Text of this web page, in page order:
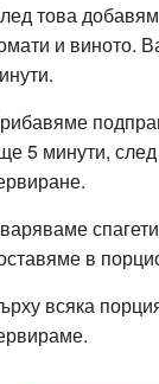
това
и виното.
5 минути, след
в
всяка